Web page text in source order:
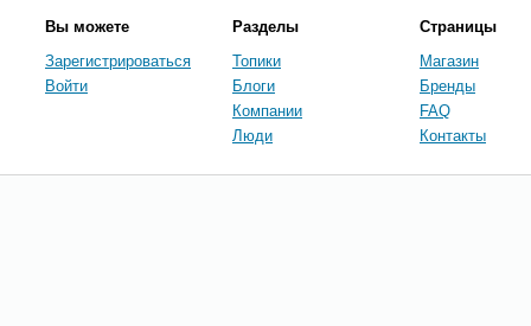
Вы можете
Зарегистрироваться
Войти
Разделы
Топики
Блоги
Компании
Люди
Страницы
Магазин
Бренды
FAQ
Контакты